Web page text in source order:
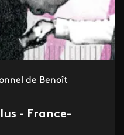
de Benoît
- France-